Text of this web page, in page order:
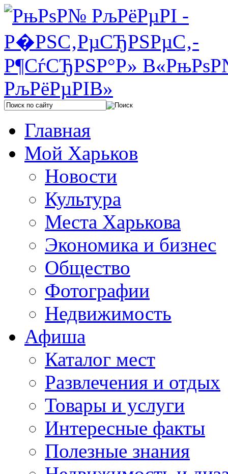
Главная
Мой Харьков
Новости
Культура
Места Харькова
Экономика и бизнес
Общество
Фотографии
Недвижимость
Афиша
Каталог мест
Развлечения и отдых
Товары и услуги
Интересные факты
Полезные знания